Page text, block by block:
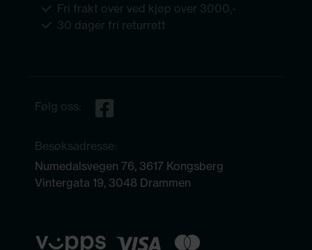
Fri frakt over ved kjøp over 3000,-
30 dager fri returrett
Følg oss:
Besøksadresse:
Numedalsvegen 76, 3617 Kongsberg
Vintergata 19, 3048 Drammen